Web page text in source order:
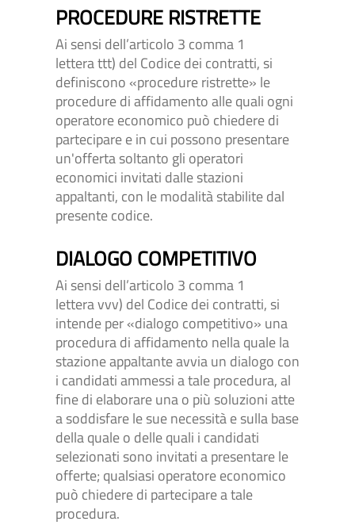
PROCEDURE RISTRETTE
Ai sensi dell’articolo 3 comma 1
lettera ttt) del Codice dei contratti, si
definiscono «procedure ristrette» le
procedure di affidamento alle quali ogni
operatore economico può chiedere di
partecipare e in cui possono presentare
un'offerta soltanto gli operatori
economici invitati dalle stazioni
appaltanti, con le modalità stabilite dal
presente codice.
DIALOGO COMPETITIVO
Ai sensi dell’articolo 3 comma 1
lettera vvv) del Codice dei contratti, si
intende per «dialogo competitivo» una
procedura di affidamento nella quale la
stazione appaltante avvia un dialogo con
i candidati ammessi a tale procedura, al
fine di elaborare una o più soluzioni atte
a soddisfare le sue necessità e sulla base
della quale o delle quali i candidati
selezionati sono invitati a presentare le
offerte; qualsiasi operatore economico
può chiedere di partecipare a tale
procedura.